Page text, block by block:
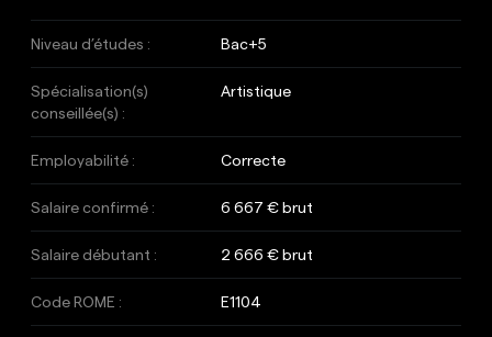
Niveau d’études : Bac+5
Spécialisation(s)
conseillée(s) :
Artistique
Employabilité : Correcte
Salaire confirmé : 6 667 € brut
Salaire débutant : 2 666 € brut
Code ROME : E1104